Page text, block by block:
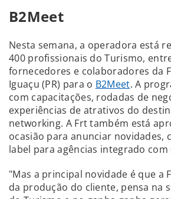
B2Meet
Nesta semana, a operadora está
400 profissionais do Turismo,
fornecedores e colaboradores da
Iguaçu (PR) para o B2Meet. A
com capacitações, rodadas de
experiências de atrativos do
networking. A Frt também está
ocasião para anunciar novidades,
label para agências integrado
"Mas a principal novidade é que a
da produção do cliente, pensa na